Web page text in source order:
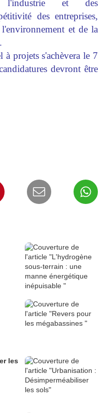
et des
des entreprises,
et de la
à projets s'achèvera le 7
devront être
les